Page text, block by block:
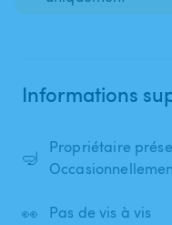
Informations
🤿
Propriétaire
👀 Pas de vis à vis